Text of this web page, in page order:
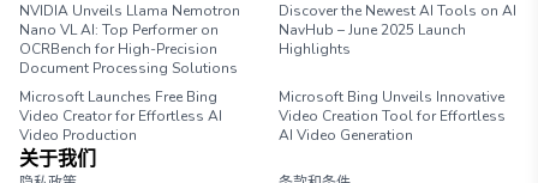
NVIDIA Unveils Llama Nemotron
Nano VL AI: Top Performer on
OCRBench for High-Precision
Document Processing Solutions
Discover the Newest AI Tools on AI
NavHub – June 2025 Launch
Highlights
Microsoft Launches Free Bing
Video Creator for Effortless AI
Video Production
Microsoft Bing Unveils Innovative
Video Creation Tool for Effortless
AI Video Generation
关于我们